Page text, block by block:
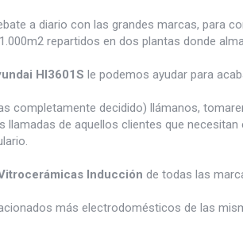
a diario con las grandes marcas, para
repartidos en dos plantas donde
HI3601S le podemos ayudar para
completamente decidido) llámanos,
de aquellos clientes que
Inducción de todas las
más electrodomésticos de las